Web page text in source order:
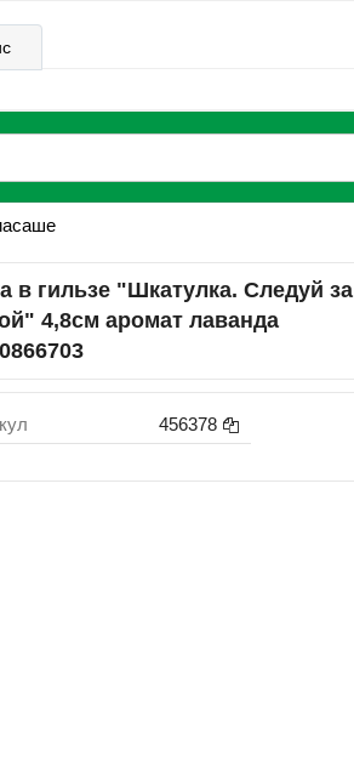
в гильзе "Шкатулка. Следуй за
4,8см аромат лаванда
456378